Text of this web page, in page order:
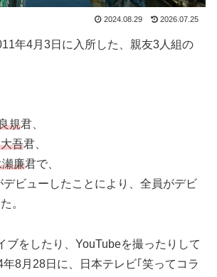
2024.08.29 2026.07.25
年4月3日に入所した、親友3人組の
規君、
吾君、
瀬廉君で、
ビューしたことにより、全員がデビ
。
ブをしたり、YouTubeを撮ったりして
8月28日に、日本テレビ｢笑ってコラ